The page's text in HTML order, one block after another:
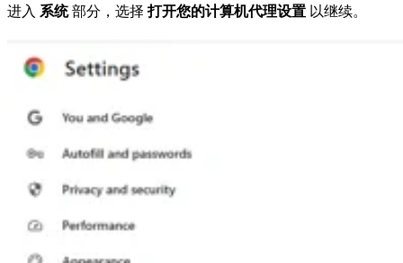
进入 系统部分，选择打开您的计算机代理设置 以继续。